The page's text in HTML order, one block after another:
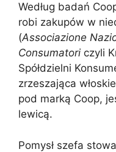
Według badań
robi zakupów w
(Associazione
Consumatori czyli
Spółdzielni
zrzeszająca
pod marką Coop,
lewicą.
Pomysł szefa